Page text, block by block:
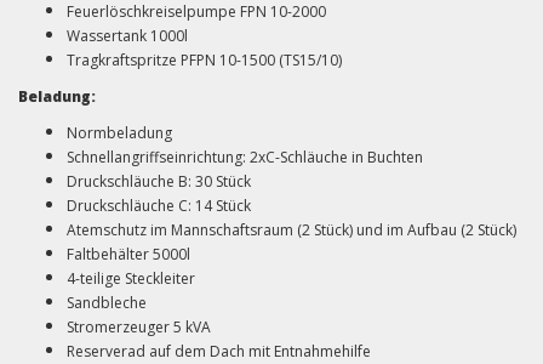
Feuerlöschkreiselpumpe FPN 10-2000
Wassertank 1000l
Tragkraftspritze PFPN 10-1500 (TS15/10)
Beladung:
Normbeladung
Schnellangriffseinrichtung: 2xC-Schläuche in Buchten
Druckschläuche B: 30 Stück
Druckschläuche C: 14 Stück
Atemschutz im Mannschaftsraum (2 Stück) und im Aufbau (2 Stück)
Faltbehälter 5000l
4-teilige Steckleiter
Sandbleche
Stromerzeuger 5 kVA
Reserverad auf dem Dach mit Entnahmehilfe